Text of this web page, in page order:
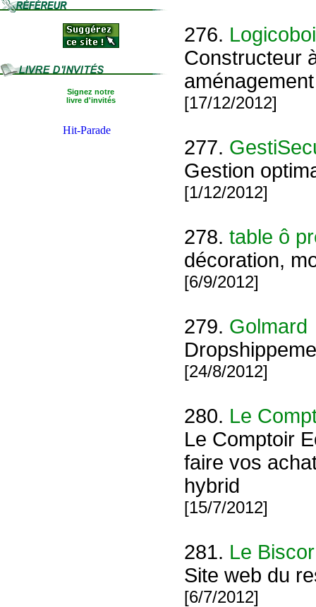
Signez notre
livre d'invités
276.
Constructeur
[17/12/2012]
277.
Gestion
[1/12/2012]
278. table ô
décoration,
[6/9/2012]
279. Golmard
[24/8/2012]
280. Le
Le Comptoir
faire vos
hybrid
[15/7/2012]
281. Le
Site web du
[6/7/2012]